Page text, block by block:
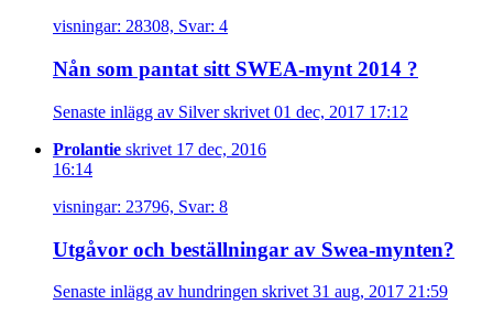
visningar: 28308, Svar: 4
Nån som pantat sitt SWEA-mynt 2014 ?
Senaste inlägg av Silver skrivet 01 dec, 2017 17:12
Prolantie skrivet 17 dec, 2016
16:14
visningar: 23796, Svar: 8
Utgåvor och beställningar av Swea-mynten?
Senaste inlägg av hundringen skrivet 31 aug, 2017 21:59